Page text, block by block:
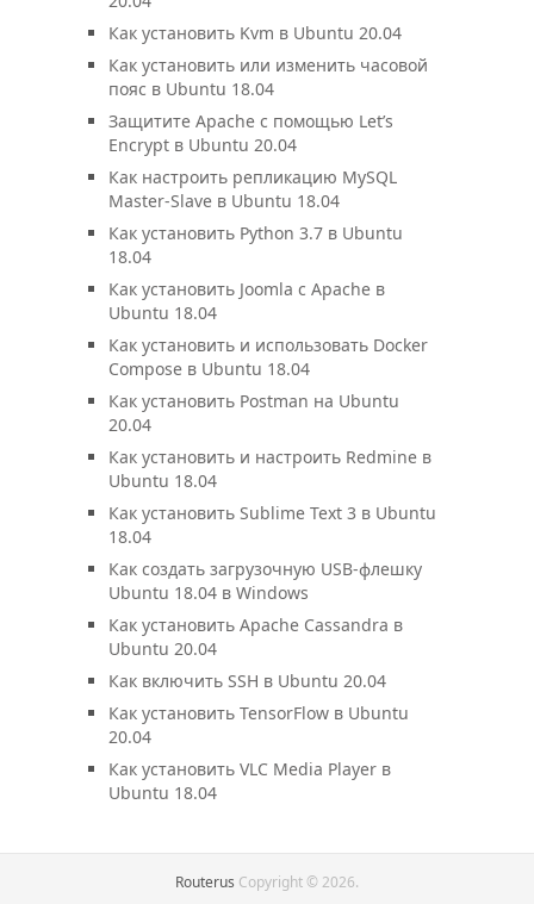
Как установить Kvm в Ubuntu 20.04
Как установить или изменить часовой
пояс в Ubuntu 18.04
Защитите Apache с помощью Let’s
Encrypt в Ubuntu 20.04
Как настроить репликацию MySQL
Master-Slave в Ubuntu 18.04
Как установить Python 3.7 в Ubuntu
18.04
Как установить Joomla с Apache в
Ubuntu 18.04
Как установить и использовать Docker
Compose в Ubuntu 18.04
Как установить Postman на Ubuntu
20.04
Как установить и настроить Redmine в
Ubuntu 18.04
Как установить Sublime Text 3 в Ubuntu
18.04
Как создать загрузочную USB-флешку
Ubuntu 18.04 в Windows
Как установить Apache Cassandra в
Ubuntu 20.04
Как включить SSH в Ubuntu 20.04
Как установить TensorFlow в Ubuntu
20.04
Как установить VLC Media Player в
Ubuntu 18.04
Routerus Copyright © 2026.